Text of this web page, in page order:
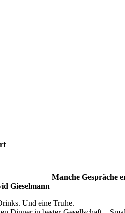
Manche Gespräche
Gieselmann
Und eine Truhe.